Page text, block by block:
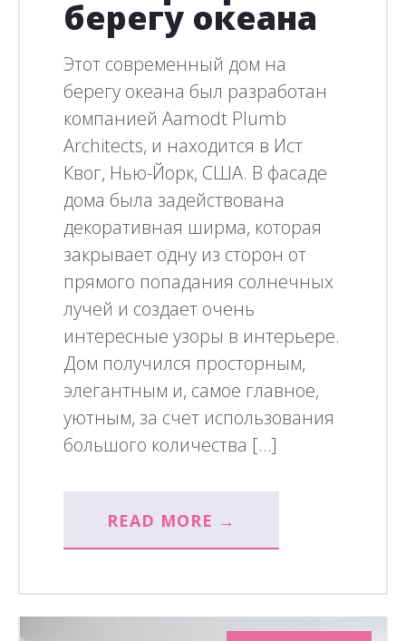
берегу океана
Этот современный дом на
берегу океана был разработан
компанией Aamodt Plumb
Architects, и находится в Ист
Квог, Нью-Йорк, США. В фасаде
дома была задействована
декоративная ширма, которая
закрывает одну из сторон от
прямого попадания солнечных
лучей и создает очень
интересные узоры в интерьере.
Дом получился просторным,
элегантным и, самое главное,
уютным, за счет использования
большого количества […]
READ MORE →